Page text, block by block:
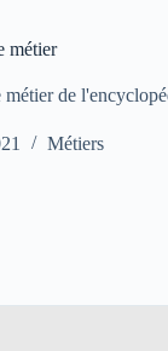
métier
de
Métiers